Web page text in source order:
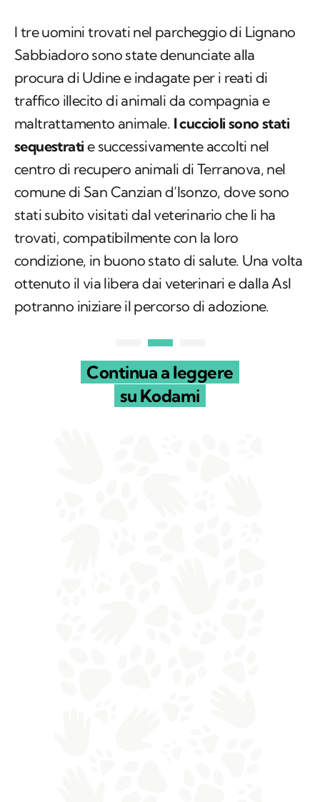
I tre uomini trovati nel parcheggio di Lignano
Sabbiadoro sono state denunciate alla
procura di Udine e indagate per i reati di
traffico illecito di animali da compagnia e
maltrattamento animale. I cuccioli sono stati
sequestrati e successivamente accolti nel
centro di recupero animali di Terranova, nel
comune di San Canzian d’Isonzo, dove sono
stati subito visitati dal veterinario che li ha
trovati, compatibilmente con la loro
condizione, in buono stato di salute. Una volta
ottenuto il via libera dai veterinari e dalla Asl
potranno iniziare il percorso di adozione.
Continua a leggere
su Kodami